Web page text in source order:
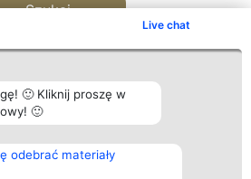
Live chat
🙂 Kliknij proszę w
🙂
odebrać materiały
Szukaj
Plebiscyt
Laureaci
Kontakt
Kontakt